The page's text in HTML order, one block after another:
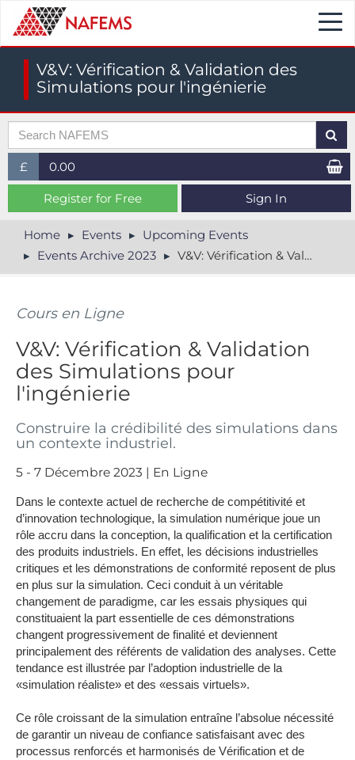
V&V: Vérification & Validation des
Simulations pour l'ingénierie
£
£ (GBP)
$ (USD)
€ (EUR)
0.00
Register for Free Sign In
Home Events
Upcoming Events
Events Archive 2023
V&V: Vérification & Validation des Simulations pour l'ingénierie
Cours en Ligne
V&V: Vérification & Validation
des Simulations pour
l'ingénierie
Construire la crédibilité des simulations dans
un contexte industriel.
5 - 7 Décembre 2023 | En Ligne
Dans le contexte actuel de recherche de compétitivité et
d’innovation technologique, la simulation numérique joue un
rôle accru dans la conception, la qualification et la certification
des produits industriels. En effet, les décisions industrielles
critiques et les démonstrations de conformité reposent de plus
en plus sur la simulation. Ceci conduit à un véritable
changement de paradigme, car les essais physiques qui
constituaient la part essentielle de ces démonstrations
changent progressivement de finalité et deviennent
principalement des référents de validation des analyses. Cette
tendance est illustrée par l’adoption industrielle de la
«simulation réaliste» et des «essais virtuels».
Ce rôle croissant de la simulation entraîne l’absolue nécessité
de garantir un niveau de confiance satisfaisant avec des
processus renforcés et harmonisés de Vérification et de